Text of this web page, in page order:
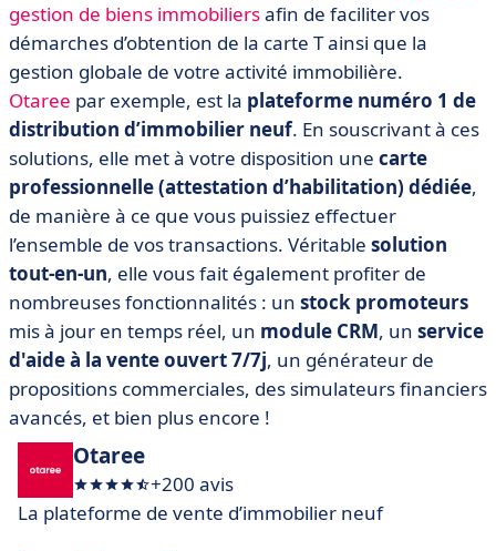
gestion de biens immobiliersafin de faciliter vos
démarches d’obtention de la carte T ainsi que la
gestion globale de votre activité immobilière.
Otaree par exemple, est la plateforme numéro 1 de
distribution d’immobilier neuf. En souscrivant à ces
solutions, elle met à votre disposition une carte
professionnelle(attestation d’habilitation) dédiée,
de manière à ce que vous puissiez effectuer
l’ensemble de vos transactions. Véritable solution
tout-en-un, elle vous fait également profiter de
nombreuses fonctionnalités : un stock promoteurs
mis à jour en temps réel, un module CRM, un service
d'aide à la vente ouvert 7/7j, un générateur de
propositions commerciales, des simulateurs financiers
avancés, et bien plus encore !
Otaree
+200 avis
La plateforme de vente d’immobilier neuf